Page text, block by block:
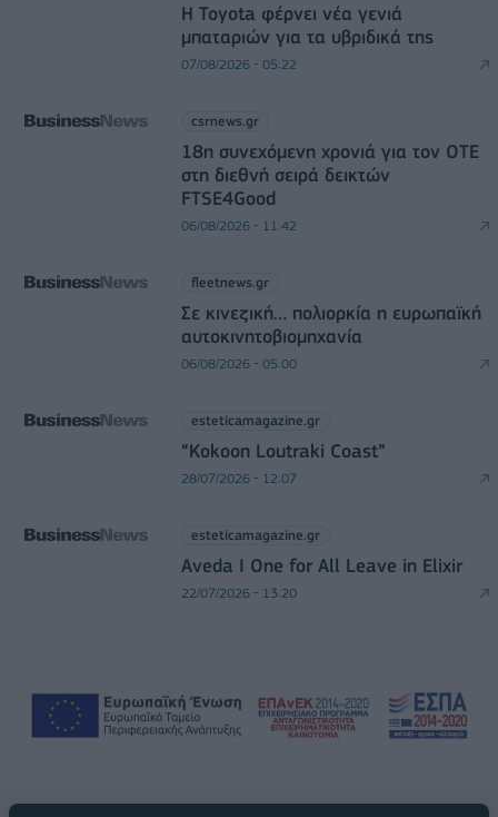
Η Toyota φέρνει νέα γενιά
μπαταριών για τα υβριδικά της
07/08/2026 - 05:22
csrnews.gr
18η συνεχόμενη χρονιά για τον ΟΤΕ
στη διεθνή σειρά δεικτών
FTSE4Good
06/08/2026 - 11:42
fleetnews.gr
Σε κινεζική… πολιορκία η ευρωπαϊκή
αυτοκινητοβιομηχανία
06/08/2026 - 05:00
esteticamagazine.gr
“Kokoon Loutraki Coast”
28/07/2026 - 12:07
esteticamagazine.gr
Aveda I One for All Leave in Elixir
22/07/2026 - 13:20